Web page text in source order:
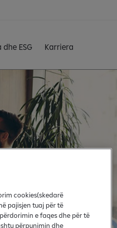
ESG Karriera
cookies(skedarë
pajisjen tuaj për të
e faqes dhe për të
përpunimin dhe